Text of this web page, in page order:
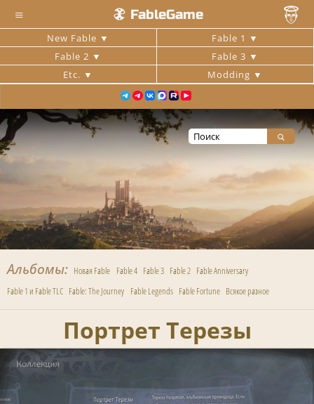
≡ FableGame
New Fable
Fable 1
Fable 2
Fable 3
Etc.
Modding
Альбомы Новая Fable Fable 4 Fable 3 Fable 2 Fable Anniversary
Fable 1 и Fable TLC Fable: The Journey Fable Legends Fable Fortune Всякое разное
Портрет Терезы